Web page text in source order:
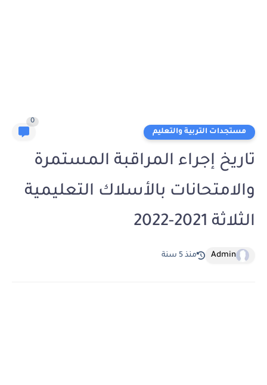
مستجدات التربية والتعليم
0
تاريخ إجراء المراقبة المستمرة
والامتحانات بالأسلاك التعليمية
الثلاثة 2021-2022
Admin منذ 5 سنة